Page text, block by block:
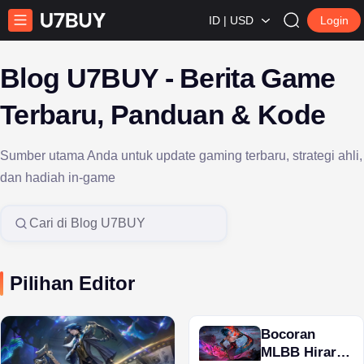
ID | USD Login
Blog U7BUY - Berita Game
Terbaru, Panduan & Kode
Sumber utama Anda untuk update gaming terbaru, strategi ahli,
dan hadiah in-game
Search in U7BUY Blog
Pilihan Editor
Bocoran
MLBB Hirara: